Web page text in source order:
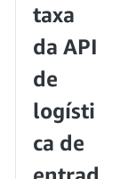
taxa
da API
de
logísti
ca de